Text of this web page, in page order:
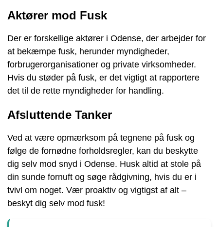
Aktører mod Fusk
Der er forskellige aktører i Odense, der arbejder for
at bekæmpe fusk, herunder myndigheder,
forbrugerorganisationer og private virksomheder.
Hvis du støder på fusk, er det vigtigt at rapportere
det til de rette myndigheder for handling.
Afsluttende Tanker
Ved at være opmærksom på tegnene på fusk og
følge de fornødne forholdsregler, kan du beskytte
dig selv mod snyd i Odense. Husk altid at stole på
din sunde fornuft og søge rådgivning, hvis du er i
tvivl om noget. Vær proaktiv og vigtigst af alt –
beskyt dig selv mod fusk!